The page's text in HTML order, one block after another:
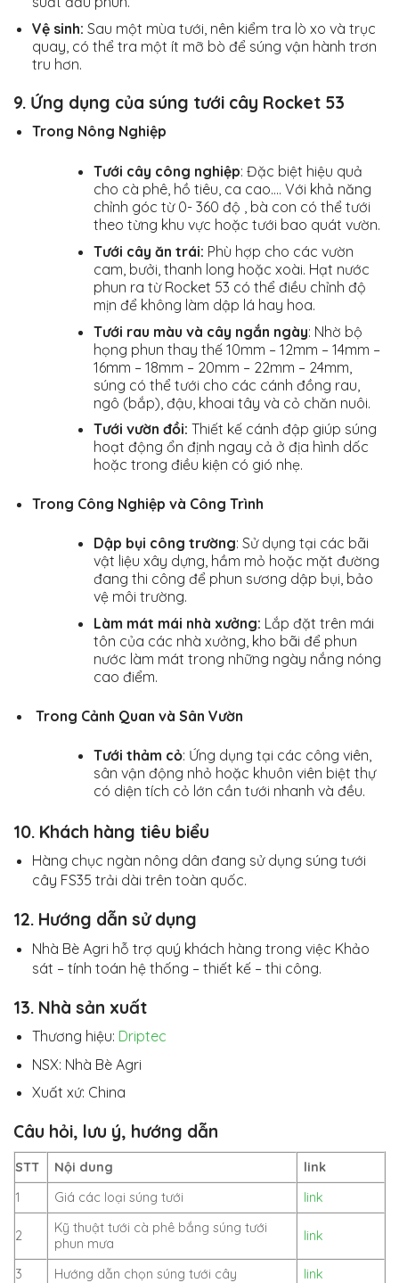
Vệ sinh: Sau một mùa tưới, nên kiểm tra lò xo và trục
quay, có thể tra một ít mỡ bò để súng vận hành trơn
tru hơn.
9. Ứng dụng của súng tưới cây Rocket 53
Trong Nông Nghiệp
Tưới cây công nghiệp: Đặc biệt hiệu quả
cho cà phê, hồ tiêu, ca cao…. Với khả năng
chỉnh góc từ 0- 360 độ , bà con có thể tưới
theo từng khu vực hoặc tưới bao quát vườn.
Tưới cây ăn trái: Phù hợp cho các vườn
cam, bưởi, thanh long hoặc xoài. Hạt nước
phun ra từ Rocket 53 có thể điều chỉnh độ
mịn để không làm dập lá hay hoa.
Tưới rau màu và cây ngắn ngày: Nhờ bộ
họng phun thay thế 10mm – 12mm – 14mm –
16mm – 18mm – 20mm – 22mm – 24mm,
súng có thể tưới cho các cánh đồng rau,
ngô (bắp), đậu, khoai tây và cỏ chăn nuôi.
Tưới vườn đồi: Thiết kế cánh đập giúp súng
hoạt động ổn định ngay cả ở địa hình dốc
hoặc trong điều kiện có gió nhẹ.
Trong Công Nghiệp và Công Trình
Dập bụi công trường: Sử dụng tại các bãi
vật liệu xây dựng, hầm mỏ hoặc mặt đường
đang thi công để phun sương dập bụi, bảo
vệ môi trường.
Làm mát mái nhà xưởng: Lắp đặt trên mái
tôn của các nhà xưởng, kho bãi để phun
nước làm mát trong những ngày nắng nóng
cao điểm.
Trong Cảnh Quan và Sân Vườn
Tưới thảm cỏ: Ứng dụng tại các công viên,
sân vận động nhỏ hoặc khuôn viên biệt thự
có diện tích cỏ lớn cần tưới nhanh và đều.
10. Khách hàng tiêu biểu
Hàng chục ngàn nông dân đang sử dụng súng tưới
cây FS35 trải dài trên toàn quốc.
12. Hướng dẫn sử dụng
Nhà Bè Agri hỗ trợ quý khách hàng trong việc Khảo
sát – tính toán hệ thống – thiết kế – thi công.
13. Nhà sản xuất
Thương hiệu: Driptec
NSX: Nhà Bè Agri
Xuất xứ: China
Câu hỏi, lưu ý, hướng dẫn
STT Nội dung
link
1
Giá các loại súng tưới link
2
Kỹ thuật tưới cà phê bắng súng tưới
phun mưa
link
3 Hướng dẫn chọn súng tưới cây link